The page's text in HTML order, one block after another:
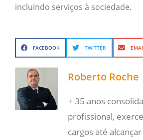
incluindo serviços à sociedade.
FACEBOOK TWITTER
Roberto Roche
+ 35 anos
profissional,
cargos até alcançar